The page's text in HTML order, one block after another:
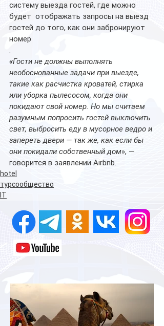
систему выезда гостей, где можно
будет  отображать запросы на выезд
гостей до того, как они забронируют
номер
.
«Гости не должны выполнять
необоснованные задачи при выезде,
такие как расчистка кроватей, стирка
или уборка пылесосом, когда они
покидают свой номер. Но мы считаем
разумным попросить гостей выключить
свет, выбросить еду в мусорное ведро и
запереть двери — так же, как если бы
они покидали собственный дом», —
говорится в заявлении Airbnb.
hotel
турсообщество
IT